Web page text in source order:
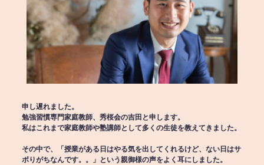
申し遅れました。
勉強習慣専門家庭教師、秀桜会の吉田と申します。
私はこれまで家庭教師や塾講師として多くの生徒を教えてきました。
その中で、「授業がある日はやる気を出してくれるけど、ない日はサ
ボりがちなんです。。」という親御様の声をよく耳にしました。